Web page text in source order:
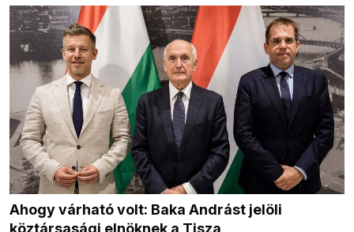
Ahogy várható volt: Baka Andrást jelöli
köztársasági elnöknek a Tisza